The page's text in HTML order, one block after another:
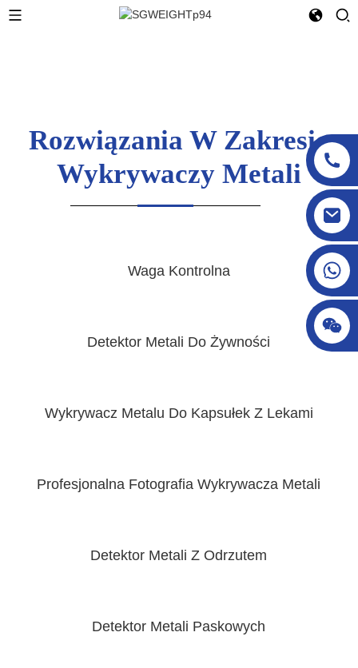
Rozwiązania W Zakresie
Wykrywaczy Metali
Waga Kontrolna
Detektor Metali Do Żywności
Wykrywacz Metalu Do Kapsułek Z Lekami
Profesjonalna Fotografia Wykrywacza Metali
Detektor Metali Z Odrzutem
Detektor Metali Paskowych